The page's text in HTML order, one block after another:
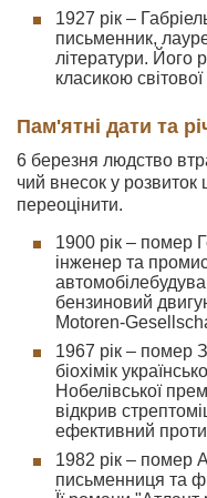
1927 рік –
письменник,
літератури. Його
класикою світової
Пам'ятні дати та
6 березня людство
чий внесок у розвиток
переоцінити.
1900 рік – помер
інженер та
бензиновий
Motoren-
1967 рік – помер
біохімік
Нобелівської
відкрив
ефективний проти
1982 рік – помер
письменниця та